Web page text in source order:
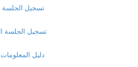
تسجيل الجلسة
تسجيل الجلسة
دليل المعلومات